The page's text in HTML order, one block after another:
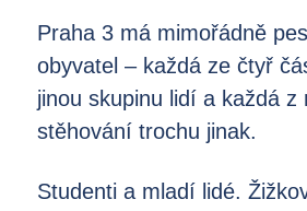
Praha 3 má mimořádně
obyvatel – každá ze čtyř
jinou skupinu lidí a každá z
stěhování trochu jinak.
Studenti a mladí lidé.